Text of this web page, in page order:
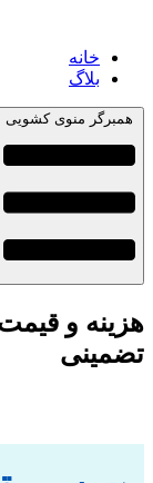
خانه
بلاگ
همبرگر منوی کشویی
هزینه و قیمت
تضمینی